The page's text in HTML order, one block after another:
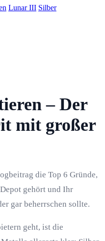
Lunar III Silber
– Der
mit großer
die Top 6 Gründe,
gehört und Ihr
gar beherrschen sollte.
geht, ist die